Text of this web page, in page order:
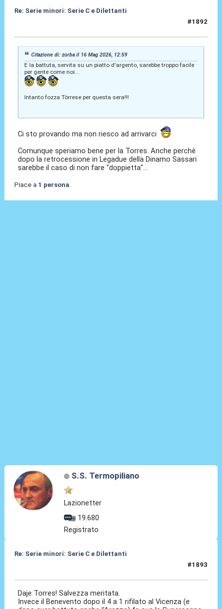
Re: Serie minori: Serie C e Dilettanti
#1892
Citazione di: zorba il 16 Mag 2026, 12:59
E la battuta, servita su un piatto d'argento, sarebbe troppo facile
per gente come noi...
Intanto fozza Tòrrese per questa sera!!!
Ci sto provando ma non riesco ad arrivarci
Comunque speriamo bene per la Torres. Anche perchè
dopo la retrocessione in Legadue della Dinamo Sassari
sarebbe il caso di non fare "doppietta"...
Piace a 1 persona.
S.S. Termopiliano
Lazionetter
19.680
Registrato
Re: Serie minori: Serie C e Dilettanti
#1893
Daje Torres! Salvezza meritata.
Invece il Benevento dopo il 4 a 1 rifilato al Vicenza (e